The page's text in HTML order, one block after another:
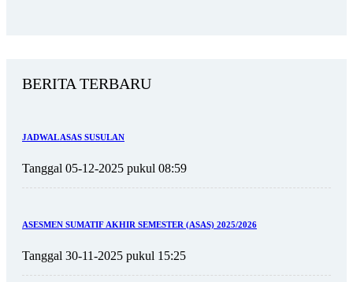
BERITA TERBARU
JADWAL ASAS SUSULAN
Tanggal 05-12-2025 pukul 08:59
ASESMEN SUMATIF AKHIR SEMESTER (ASAS) 2025/2026
Tanggal 30-11-2025 pukul 15:25